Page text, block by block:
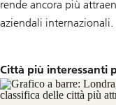
rende ancora più
aziendali internazionali.
Città più interessanti